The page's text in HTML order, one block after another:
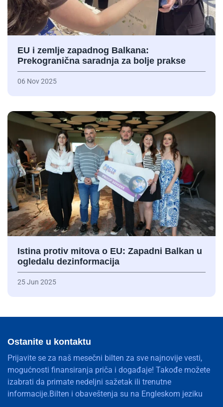
EU i zemlje zapadnog Balkana:
Prekogranična saradnja za bolje prakse
06 Nov 2025
Istina protiv mitova o EU: Zapadni Balkan u
ogledalu dezinformacija
25 Jun 2025
Ostanite u kontaktu
Prijavite se za naš mesečni bilten za sve najnovije vesti,
mogućnosti finansiranja priča i događaje! Takođe možete
izabrati da primate nedeljni sažetak ili trenutne
informacije.Bilten i obaveštenja su na Engleskom jeziku